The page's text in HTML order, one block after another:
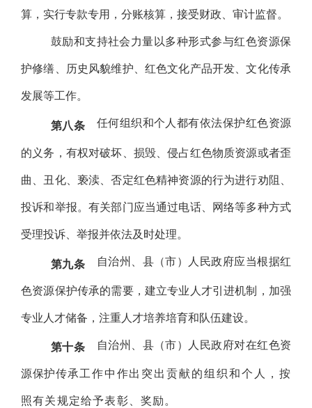
算，实行专款专用，分账核算，接受财政、审计监督。
鼓励和支持社会力量以多种形式参与红色资源保
护修缮、历史风貌维护、红色文化产品开发、文化传承
发展等工作。
第八条 任何组织和个人都有依法保护红色资源
的义务，有权对破坏、损毁、侵占红色物质资源或者歪
曲、丑化、亵渎、否定红色精神资源的行为进行劝阻、
投诉和举报。有关部门应当通过电话、网络等多种方式
受理投诉、举报并依法及时处理。
第九条 自治州、县（市）人民政府应当根据红
色资源保护传承的需要，建立专业人才引进机制，加强
专业人才储备，注重人才培养培育和队伍建设。
第十条 自治州、县（市）人民政府对在红色资
源保护传承工作中作出突出贡献的组织和个人，按
照有关规定给予表彰、奖励。